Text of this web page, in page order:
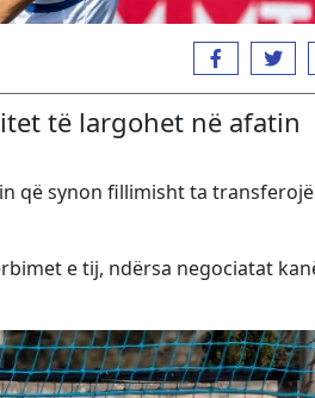
të largohet në afatin
që synon fillimisht ta
e tij, ndërsa negociatat